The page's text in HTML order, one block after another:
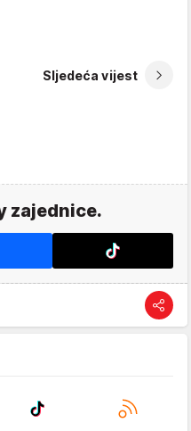
Sljedeća vijest
zajednice.